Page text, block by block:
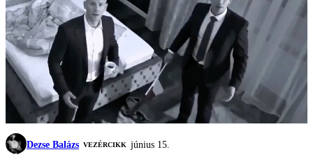
Dezse Balázs VEZÉRCIKK június 15.